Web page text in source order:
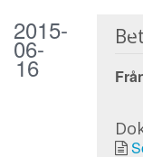
2015-
06-
16